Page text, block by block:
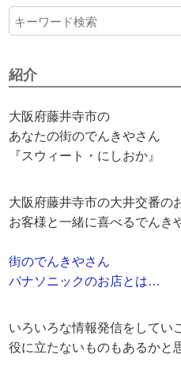
紹介
大阪府藤井寺市の
あなたの街のでんきやさん
『スウィート・にしおか』
大阪府藤井寺市の大井交番の
お客様と一緒に喜べるでんき
街のでんきやさん
パナソニックのお店とは…
いろいろな情報発信をしてい
役に立たないものもあるかと